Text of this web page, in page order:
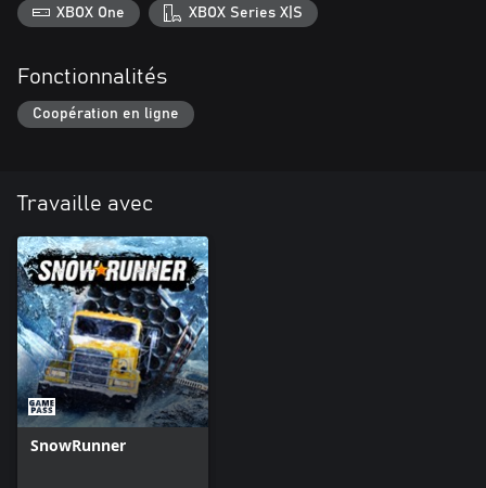
XBOX One XBOX Series X|S
Fonctionnalités
Coopération en ligne
Travaille avec
SnowRunner